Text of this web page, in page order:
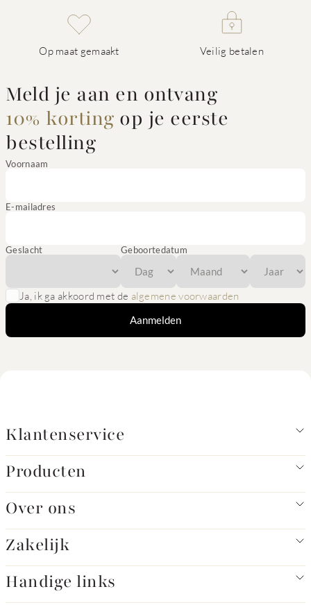
Op maat gemaakt Veilig betalen
Meld je aan en ontvang
10% korting op je eerste
bestelling
Voornaam
E-mailadres
Geslacht Geboortedatum
Ja, ik ga akkoord met de algemene voorwaarden
Aanmelden
Klantenservice
Producten
Over ons
Zakelijk
Handige links